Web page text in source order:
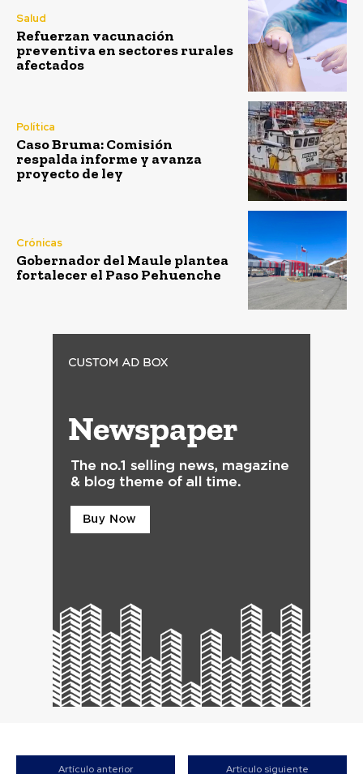
Salud
Refuerzan vacunación
preventiva en sectores rurales
afectados
Política
Caso Bruma: Comisión
respalda informe y avanza
proyecto de ley
Crónicas
Gobernador del Maule plantea
fortalecer el Paso Pehuenche
Artículo anterior Artículo siguiente